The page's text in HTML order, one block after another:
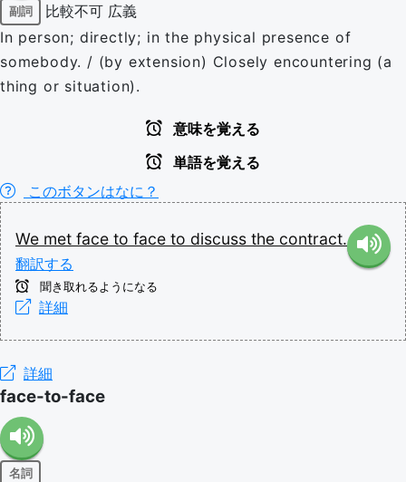
副詞 比較不可 広義
In person; directly; in the physical presence of
somebody. / (by extension) Closely encountering (a
thing or situation).
意味を覚える
単語を覚える
このボタンはなに？
We met face to face to discuss the contract.
翻訳する
聞き取れるようになる
詳細
詳細
face-to-face
名詞